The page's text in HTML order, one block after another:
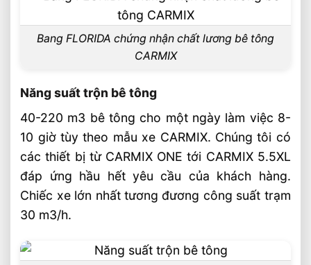
trên cùng xe CARMIX
Tại sao trạm trộn bê tông di động
CARMIX là tương lai bê tông Việt Nam?
CARMIX
Liên hệ mua sản phẩm
Bài Viết Liên Quan
Sai Lầm Phổ Biến Khi Chọn Xe Nâng Điện
Trường Làm Việc Phù Hợp
Bang FLORIDA chứng nhận chất lương bê tông
CARMIX
Năng suất trộn bê tông
40-220 m3 bê tông cho một ngày làm việc 8-
10 giờ tùy theo mẫu xe CARMIX. Chúng tôi có
các thiết bị từ CARMIX ONE tới CARMIX 5.5XL
đáp ứng hầu hết yêu cầu của khách hàng.
Chiếc xe lớn nhất tương đương công suất trạm
30 m3/h.